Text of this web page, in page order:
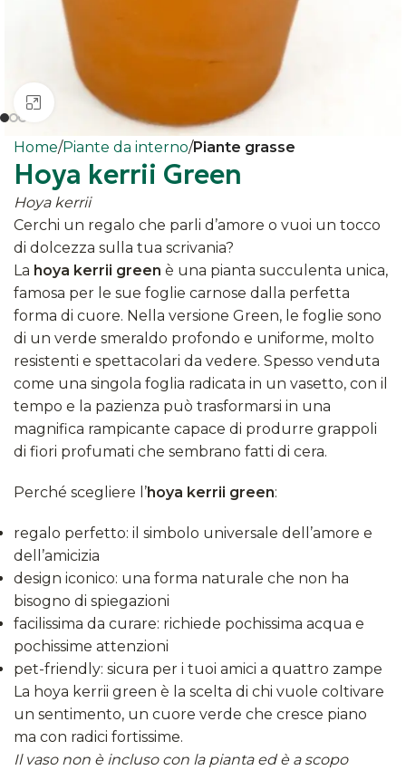
Clicca per ingrandire
Home Piante da interno Piante grasse
Hoya kerrii Green
Hoya kerrii
Cerchi un regalo che parli d’amore o vuoi un tocco
di dolcezza sulla tua scrivania?
La hoya kerrii green è una pianta succulenta unica,
famosa per le sue foglie carnose dalla perfetta
forma di cuore. Nella versione Green, le foglie sono
di un verde smeraldo profondo e uniforme, molto
resistenti e spettacolari da vedere. Spesso venduta
come una singola foglia radicata in un vasetto, con il
tempo e la pazienza può trasformarsi in una
magnifica rampicante capace di produrre grappoli
di fiori profumati che sembrano fatti di cera.
Perché scegliere l’hoya kerrii green:
regalo perfetto: il simbolo universale dell’amore e
dell’amicizia
design iconico: una forma naturale che non ha
bisogno di spiegazioni
facilissima da curare: richiede pochissima acqua e
pochissime attenzioni
pet-friendly: sicura per i tuoi amici a quattro zampe
La hoya kerrii green è la scelta di chi vuole coltivare
un sentimento, un cuore verde che cresce piano
ma con radici fortissime.
Il vaso non è incluso con la pianta ed è a scopo